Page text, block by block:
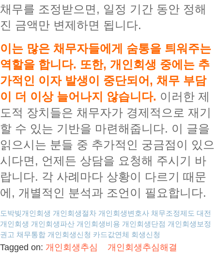
채무를 조정받으면, 일정 기간 동안 정해
진 금액만 변제하면 됩니다.
이는 많은 채무자들에게 숨통을 틔워주는
역할을 합니다. 또한, 개인회생 중에는 추
가적인 이자 발생이 중단되어, 채무 부담
이 더 이상 늘어나지 않습니다. 이러한 제
도적 장치들은 채무자가 경제적으로 재기
할 수 있는 기반을 마련해줍니다. 이 글을
읽으시는 분들 중 추가적인 궁금점이 있으
시다면, 언제든 상담을 요청해 주시기 바
랍니다. 각 사례마다 상황이 다르기 때문
에, 개별적인 분석과 조언이 필요합니다.
도박빚개인회생 개인회생절차 개인회생변호사 채무조정제도 대전
개인회생 개인회생파산 개인회생비용 개인회생단점 개인회생보정
권고 채무통합 개인회생신청 카드값연체 회생신청
Tagged on: 개인회생추심 개인회생추심해결